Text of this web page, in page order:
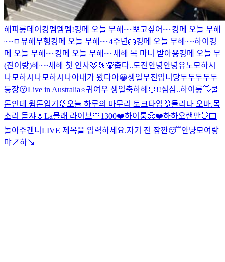
해피룽데이 킹멤멤멤!킹메 오늘 무해~~뽀고싶어~~킹메 오늘 무해
~~ㅁ뮤해무행킹메 오늘 무해~~4주년🎂킹메 오늘 무해~~하이 킹
메 오늘 무해~~킹메 오늘 무해~~새해 복 마니 받아용킹메 오늘 무
(진이랑)해~~새해 첫 인사🦊🐰🐻춥다..도전안녕안녕유노 모하시
나모하시나모하시나아내가 왔다아😀생일무진입니당두두두두두
등장😗Live in Australia⭐️귀여우 생일축하해🦊!!심심..하이룽👋쿨
톤인데 웜톤입기 🐰오늘 하루의 마무리 토크타임🐰들리나 오바.목
소리 듣쟈🌷 La몰래 라이브💛1300❤️하이룽🥺❤️하하오랜만👋🏻
놀아주겐니 LIVE 제목을 입력하세요.자기 전 잠깐😴안냥모여랑
먀↗️하↘️